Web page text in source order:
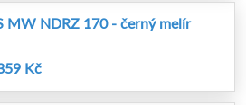
MW NDRZ 170 - černý melír
Kč